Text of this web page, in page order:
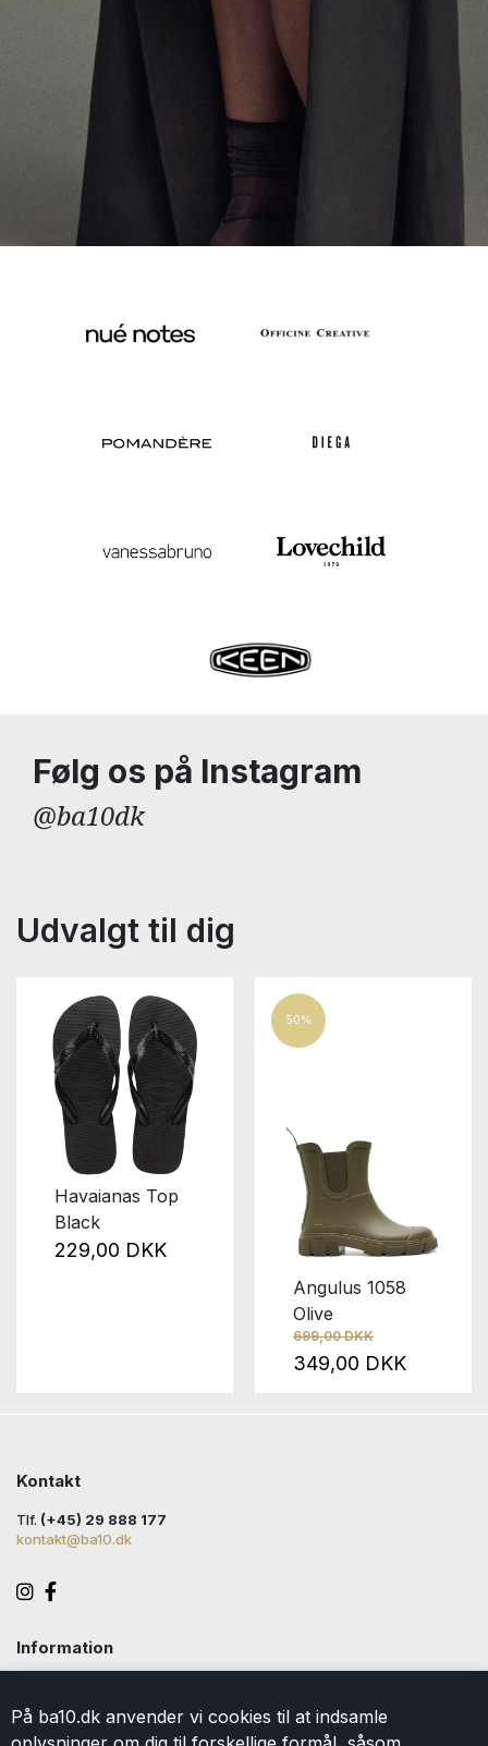
På ba10.dk anvender vi cookies til at indsamle
Følg os på Instagram
@ba10dk
Udvalgt til dig
Havaianas Top
Black
229,00 DKK
50%
Angulus 1058
Olive
699,00 DKK
349,00 DKK
Kontakt
Tlf. (+45) 29 888 177
kontakt@ba10.dk
Information
Levering
Returlabel